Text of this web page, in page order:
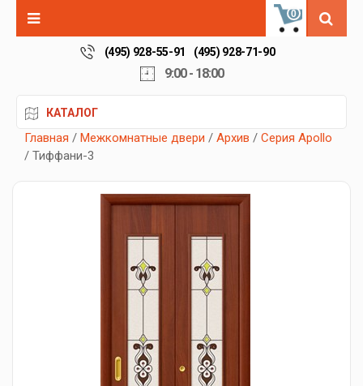
0
(495) 928-55-91 (495) 928-71-90
9:00 - 18:00
КАТАЛОГ
Главная / Межкомнатные двери / Архив / Серия Apollo
/ Тиффани-3